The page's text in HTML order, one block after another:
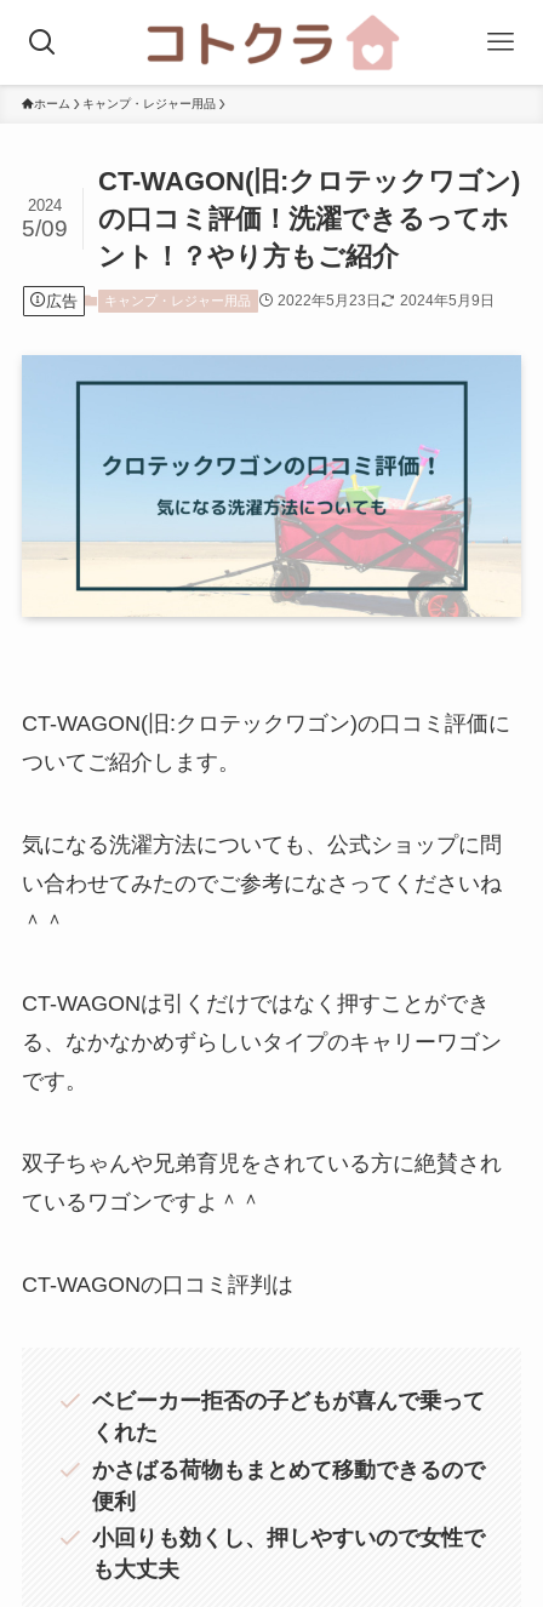
ホーム キャンプ・レジャー用品
CT-WAGON(旧:クロテックワゴン)
の口コミ評価！洗濯できるってホ
ント！？やり方もご紹介
2024
5/09
広告 キャンプ・レジャー用品 2022年5月23日 2024年5月9日
CT-WAGON(旧:クロテックワゴン)の口コミ評価に
ついてご紹介します。
気になる洗濯方法についても、公式ショップに問
い合わせてみたのでご参考になさってくださいね
＾＾
CT-WAGONは引くだけではなく押すことができ
る、なかなかめずらしいタイプのキャリーワゴン
です。
双子ちゃんや兄弟育児をされている方に絶賛され
ているワゴンですよ＾＾
CT-WAGONの口コミ評判は
ベビーカー拒否の子どもが喜んで乗って
くれた
かさばる荷物もまとめて移動できるので
便利
小回りも効くし、押しやすいので女性で
も大丈夫